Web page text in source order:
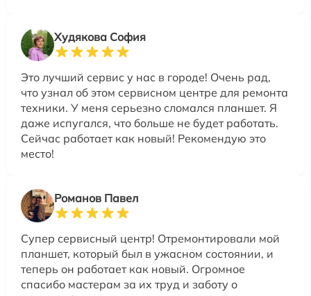
Худякова София
Это лучший сервис у нас в городе! Очень рад,
что узнал об этом сервисном центре для ремонта
техники. У меня серьезно сломался планшет. Я
даже испугался, что больше не будет работать.
Сейчас работает как новый! Рекомендую это
место!
Романов Павел
Супер сервисный центр! Отремонтировали мой
планшет, который был в ужасном состоянии, и
теперь он работает как новый. Огромное
спасибо мастерам за их труд и заботу о